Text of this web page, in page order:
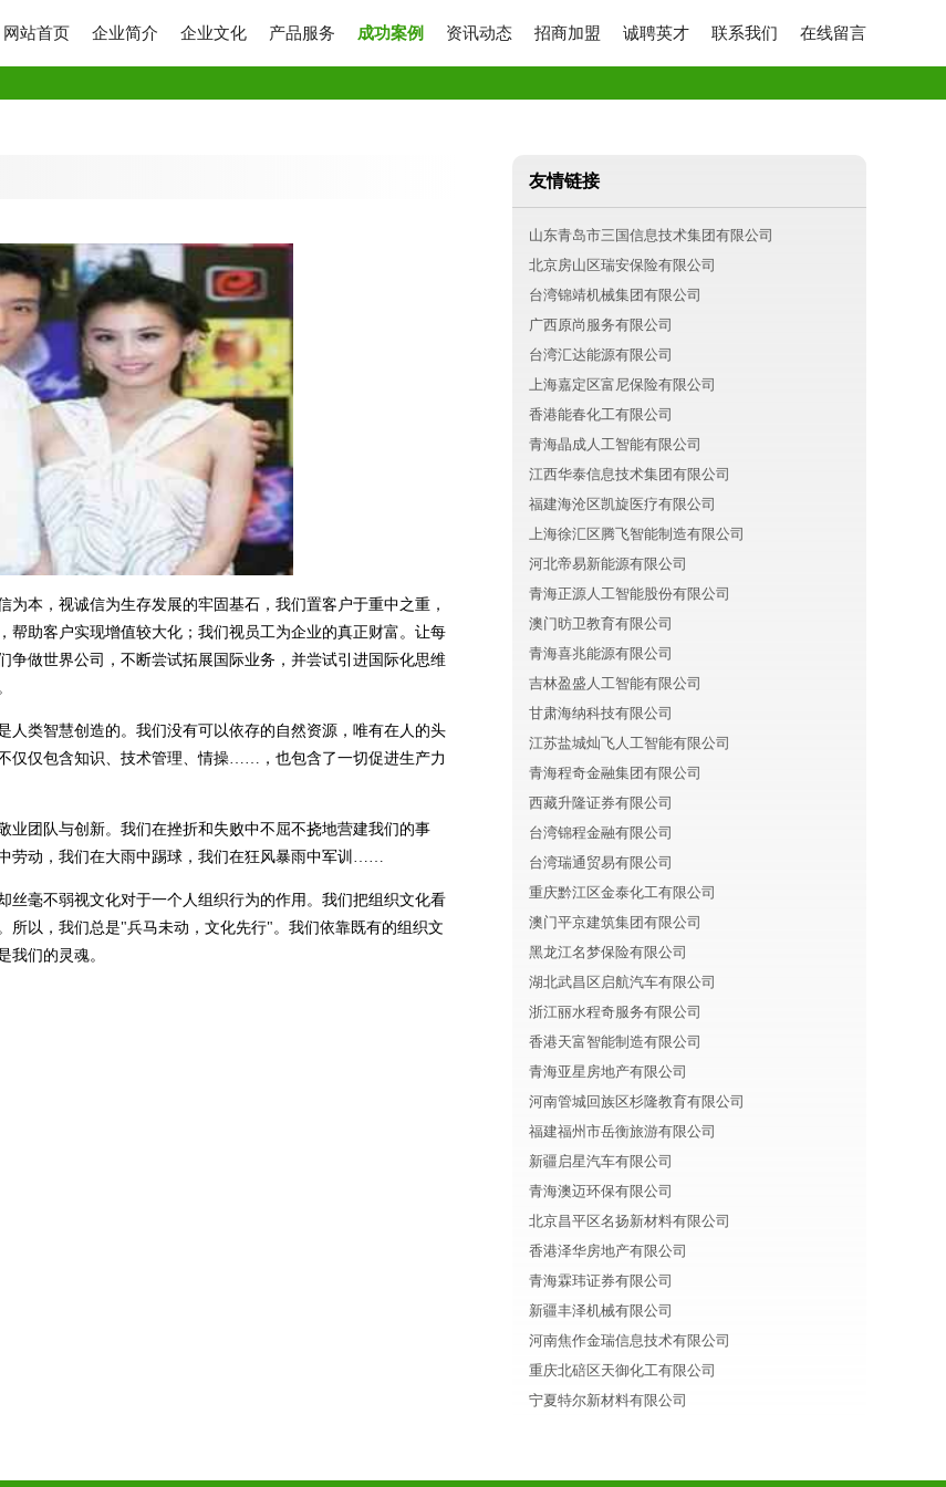
网站首页 企业简介 企业文化 产品服务 成功案例 资讯动态 招商加盟 诚聘英才 联系我们 在线留言
本，视诚信为生存发展的牢固基石，我们置客户于重中之重，
助客户实现增值较大化；我们视员工为企业的真正财富。让每
做世界公司，不断尝试拓展国际业务，并尝试引进国际化思维
人类智慧创造的。我们没有可以依存的自然资源，唯有在人的头
仅仅包含知识、技术管理、情操……，也包含了一切促进生产力
团队与创新。我们在挫折和失败中不屈不挠地营建我们的事
劳动，我们在大雨中踢球，我们在狂风暴雨中军训……
毫不弱视文化对于一个人组织行为的作用。我们把组织文化看
所以，我们总是"兵马未动，文化先行"。我们依靠既有的组织文
我们的灵魂。
友情链接
山东青岛市三国信息技术集团有限公司
北京房山区瑞安保险有限公司
台湾锦靖机械集团有限公司
广西原尚服务有限公司
台湾汇达能源有限公司
上海嘉定区富尼保险有限公司
香港能春化工有限公司
青海晶成人工智能有限公司
江西华泰信息技术集团有限公司
福建海沧区凯旋医疗有限公司
上海徐汇区腾飞智能制造有限公司
河北帝易新能源有限公司
青海正源人工智能股份有限公司
澳门昉卫教育有限公司
青海喜兆能源有限公司
吉林盈盛人工智能有限公司
甘肃海纳科技有限公司
江苏盐城灿飞人工智能有限公司
青海程奇金融集团有限公司
西藏升隆证券有限公司
台湾锦程金融有限公司
台湾瑞通贸易有限公司
重庆黔江区金泰化工有限公司
澳门平京建筑集团有限公司
黑龙江名梦保险有限公司
湖北武昌区启航汽车有限公司
浙江丽水程奇服务有限公司
香港天富智能制造有限公司
青海亚星房地产有限公司
河南管城回族区杉隆教育有限公司
福建福州市岳衡旅游有限公司
新疆启星汽车有限公司
青海澳迈环保有限公司
北京昌平区名扬新材料有限公司
香港泽华房地产有限公司
青海霖玮证券有限公司
新疆丰泽机械有限公司
河南焦作金瑞信息技术有限公司
重庆北碚区天御化工有限公司
宁夏特尔新材料有限公司